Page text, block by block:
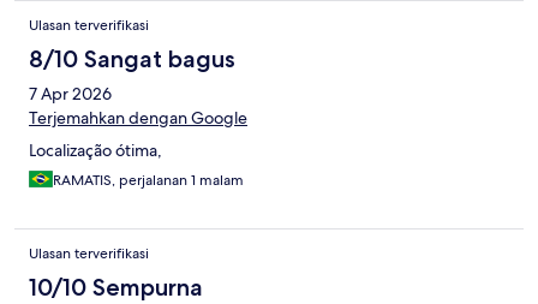
Ulasan terverifikasi
8/10 Sangat bagus
7 Apr 2026
Terjemahkan dengan Google
Localização ótima,
RAMATIS, perjalanan 1 malam
Ulasan terverifikasi
10/10 Sempurna